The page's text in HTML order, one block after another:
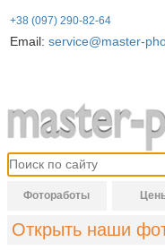
+38 (097) 290-82-64
Email: service@master-
Фотоработы
Открыть наши